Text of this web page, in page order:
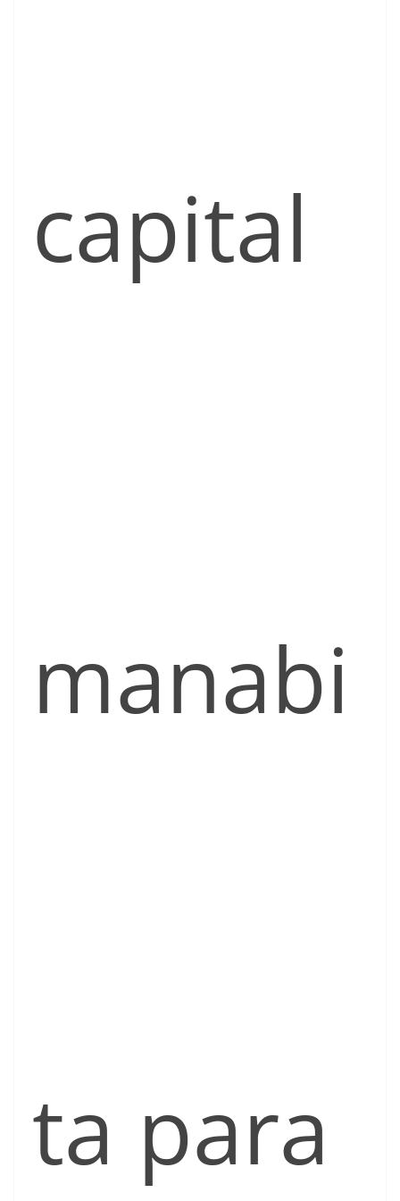
capital
manabi
ta para